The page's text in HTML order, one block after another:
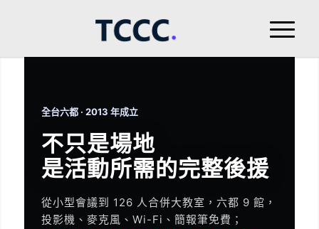
全台六都 · 2013 年成立
不只是場地
是活動所需的完整後援
從小型會議到 126 人合併大教室，六都 9 館，
投影機、麥克風、Wi-Fi、簡報筆免費；